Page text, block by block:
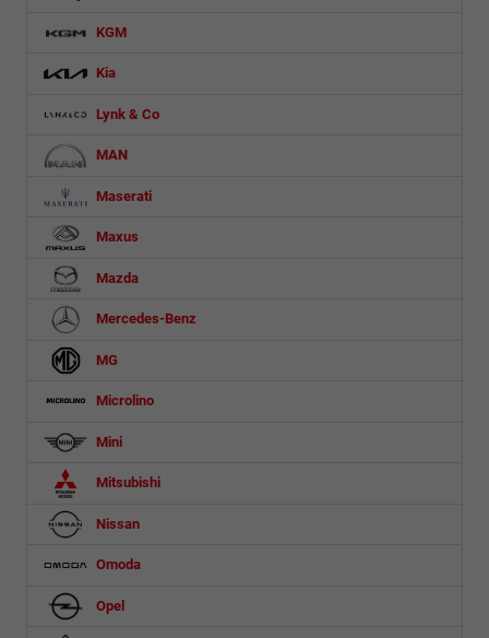
KGM
Kia
Lynk & Co
MAN
Maserati
Maxus
Mazda
Mercedes-Benz
MG
Microlino
Mini
Mitsubishi
Nissan
Omoda
Opel